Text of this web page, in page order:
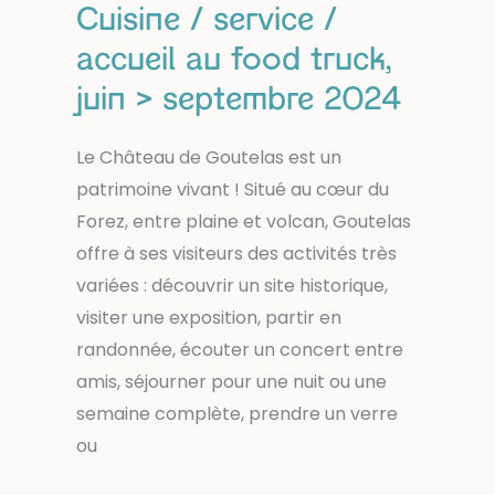
Cuisine / service /
accueil au food truck,
juin > septembre 2024
Le Château de Goutelas est un
patrimoine vivant ! Situé au cœur du
Forez, entre plaine et volcan, Goutelas
offre à ses visiteurs des activités très
variées : découvrir un site historique,
visiter une exposition, partir en
randonnée, écouter un concert entre
amis, séjourner pour une nuit ou une
semaine complète, prendre un verre
ou